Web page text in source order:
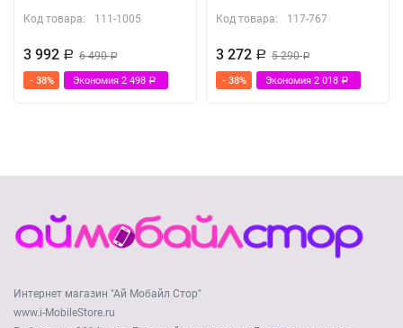
Код товара: 111-1005
3 992 Р 6 490Р
- 38% Экономия 2 498 Р
Код товара: 117-767
3 272 Р 5 290Р
- 38% Экономия 2 018 Р
Интернет магазин "Ай Мобайл Стор"
www.i-MobileStore.ru